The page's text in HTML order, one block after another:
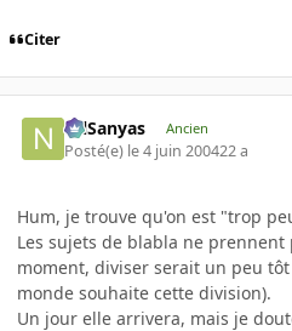
Citer
NilSanyas Ancien
Posté(e) le 4 juin 200422 a
Hum, je trouve qu'on est "trop
Les sujets de blabla ne
moment, diviser serait un peu
monde souhaite cette division).
Un jour elle arrivera, mais je